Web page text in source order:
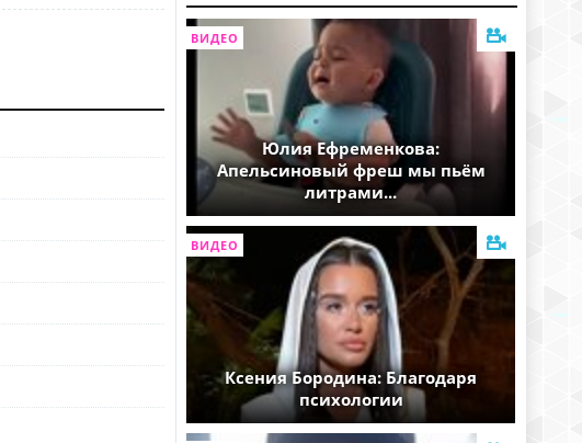
ВИДЕО
Юлия Ефременкова:
Апельсиновый фреш мы пьём
литрами...
ВИДЕО
Ксения Бородина: Благодаря
психологии